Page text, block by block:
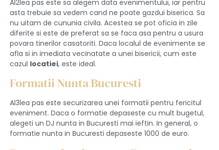
Al2lea pas este sa alegem data evenimentului, iar pentru
asta trebuie sa vedem cand ne poate gazdui biserica. Sa
nu uitam de cununia civila. Acestea se pot oficia in zile
diferite si este de preferat sa se faca asa pentru a usura
povara tinerilor casatoriti. Daca localul de evenimente se
afla si in imediata vecinatate a unei bisericii, cum este
cazul locatiei, este ideal.
Formatii Nunta Bucuresti
Al3lea pas este securizarea unei formatii pentru fericitul
eveniment. Daca o formatie depaseste cu mult bugetul,
alegeti un DJ nunta in Bucuresti mai ieftin. In general, o
formatie nunta in Bucuresti depaseste 1000 de euro.